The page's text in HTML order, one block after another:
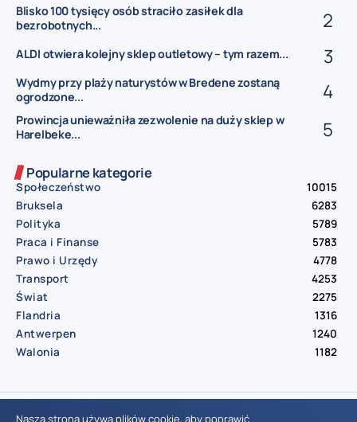
Blisko 100 tysięcy osób straciło zasiłek dla
bezrobotnych...
ALDI otwiera kolejny sklep outletowy – tym razem...
Wydmy przy plaży naturystów w Bredene zostaną
ogrodzone...
Prowincja unieważniła zezwolenie na duży sklep w
Harelbeke...
Popularne kategorie
Społeczeństwo
10015
Bruksela
6283
Polityka
5789
Praca i Finanse
5783
Prawo i Urzędy
4778
Transport
4253
Świat
2275
Flandria
1316
Antwerpen
1240
Walonia
1182
© Aktualnosci.be – All Right Reserved 2016-2026
Nasza strona używa plików cookie, aby poprawić